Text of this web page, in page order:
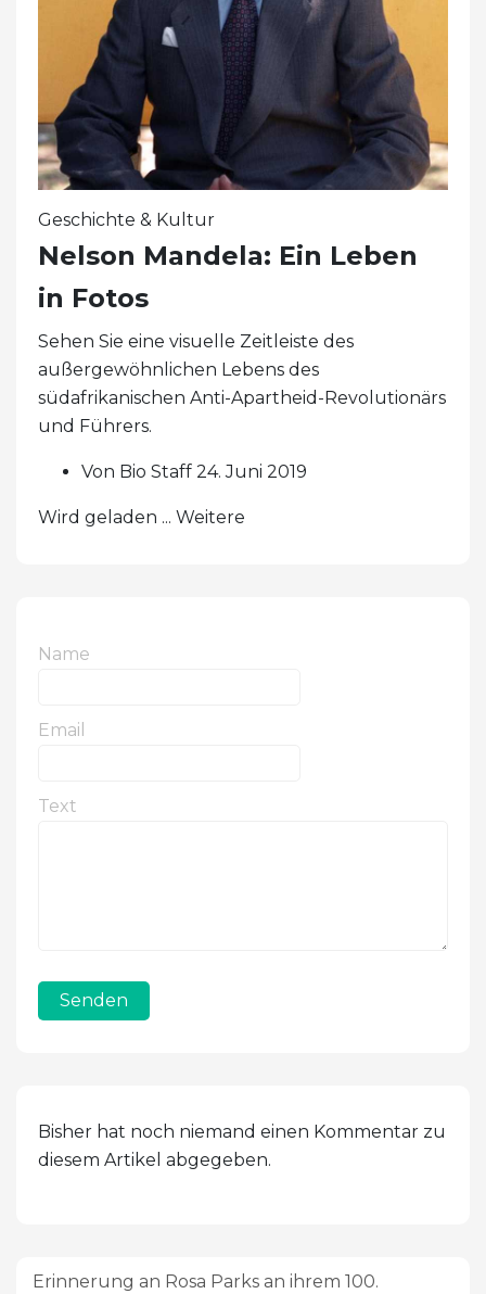
Geschichte & Kultur
Nelson Mandela: Ein Leben
in Fotos
Sehen Sie eine visuelle Zeitleiste des
außergewöhnlichen Lebens des
südafrikanischen Anti-Apartheid-Revolutionärs
und Führers.
Von Bio Staff 24. Juni 2019
Wird geladen ... Weitere
Name
Email
Text
Senden
Bisher hat noch niemand einen Kommentar zu
diesem Artikel abgegeben.
Erinnerung an Rosa Parks an ihrem 100.